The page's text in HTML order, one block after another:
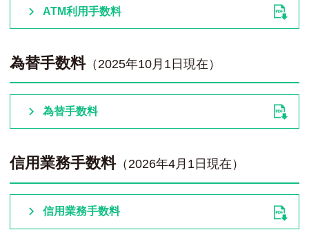
ATM利用手数料
為替手数料（2025年10月1日現在）
為替手数料
信用業務手数料（2026年4月1日現在）
信用業務手数料